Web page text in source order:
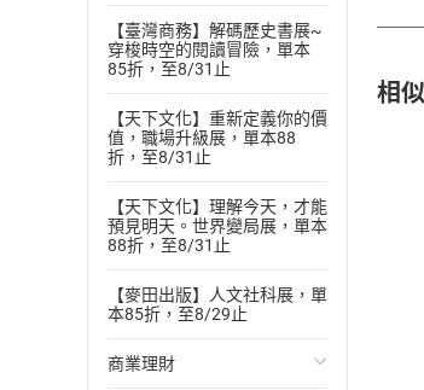
【臺灣商務】解碼歷史書展~
穿梭時空的閱讀冒險，單本
85折，至8/31止
【天下文化】重新定義你的價
值，職場升級展，單本88
折，至8/31止
【天下文化】理解今天，才能
預見明天。世界變局展，單本
88折，至8/31止
【麥田出版】人文社科展，單
本85折，至8/29止
商業理財
相